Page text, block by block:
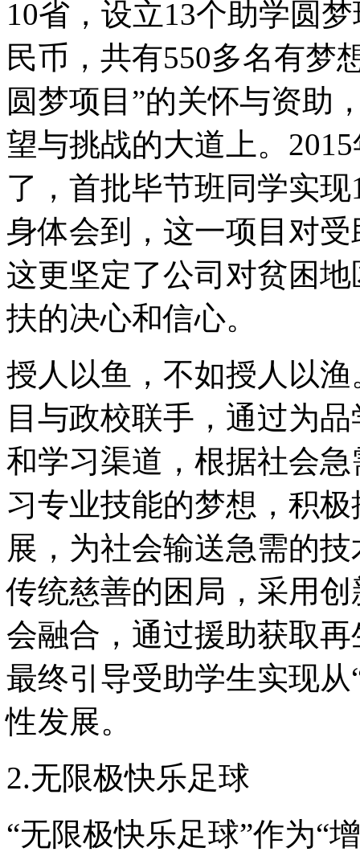
10省，设立13个助学圆
民币，共有550多名有梦
圆梦项目”的关怀与资助
望与挑战的大道上。
了，首批毕节班同学实
身体会到，这一项目对
这更坚定了公司对贫困
扶的决心和信心。
授人以鱼，不如授人以
目与政校联手，通过为
和学习渠道，根据社会
习专业技能的梦想，积
展，为社会输送急需的
传统慈善的困局，采用
会融合，通过援助获取
最终引导受助学生实现从
性发展。
2.无限极快乐足球
“无限极快乐足球”作为“